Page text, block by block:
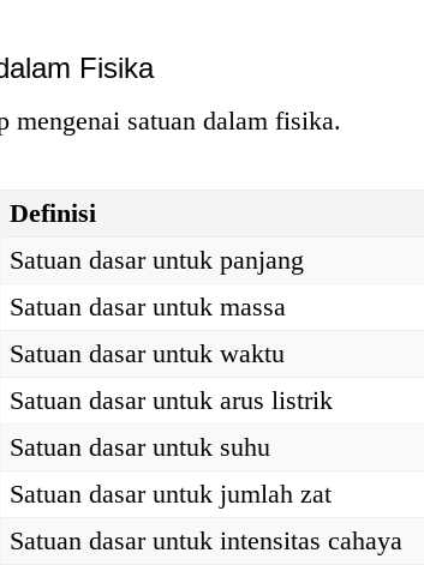
Fisika
mengenai satuan dalam fisika.
Definisi
Satuan dasar untuk panjang
Satuan dasar untuk massa
Satuan dasar untuk waktu
Satuan dasar untuk arus listrik
Satuan dasar untuk suhu
Satuan dasar untuk jumlah zat
Satuan dasar untuk intensitas cahaya